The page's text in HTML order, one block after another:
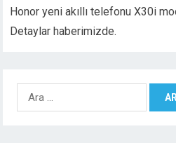
Honor yeni akıllı telefonu X30i
Detaylar haberimizde.
Arama: